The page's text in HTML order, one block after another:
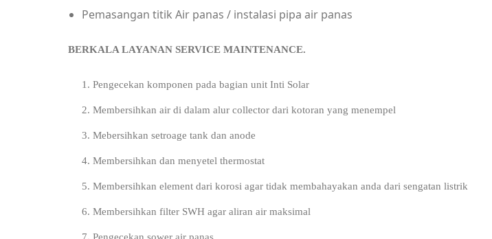
Pemasangan titik Air panas / instalasi pipa air panas
BERKALA LAYANAN SERVICE MAINTENANCE.
Pengecekan komponen pada bagian unit Inti Solar
Membersihkan air di dalam alur collector dari kotoran yang menempel
Mebersihkan setroage tank dan anode
Membersihkan dan menyetel thermostat
Membersihkan element dari korosi agar tidak membahayakan anda dari sengatan listrik
Membersihkan filter SWH agar aliran air maksimal